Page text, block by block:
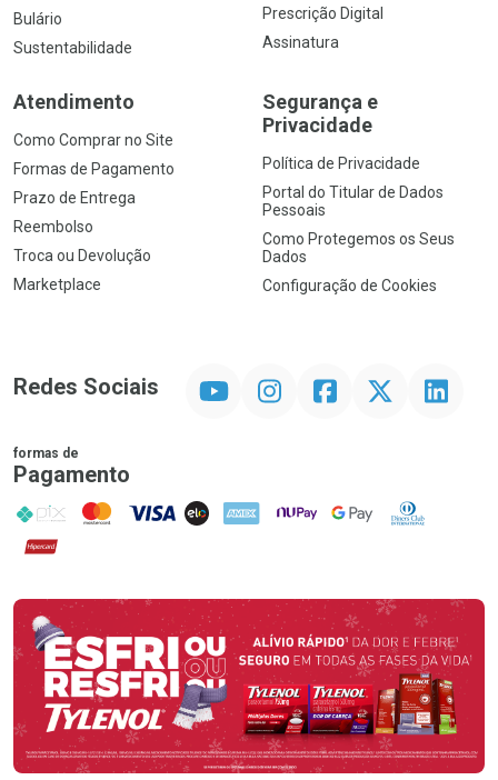
Bulário
Sustentabilidade
Prescrição Digital
Assinatura
Atendimento
Como Comprar no Site
Formas de Pagamento
Prazo de Entrega
Reembolso
Troca ou Devolução
Marketplace
Segurança e
Privacidade
Política de Privacidade
Portal do Titular de Dados
Pessoais
Como Protegemos os Seus
Dados
Configuração de Cookies
Redes Sociais InstagramFacebook Linkedin
formas de
Pagamento
PIX MasterCard
VISA ELO AMEX NuPay Google PayDiners Club
Hipercard
Promoção em Destaque